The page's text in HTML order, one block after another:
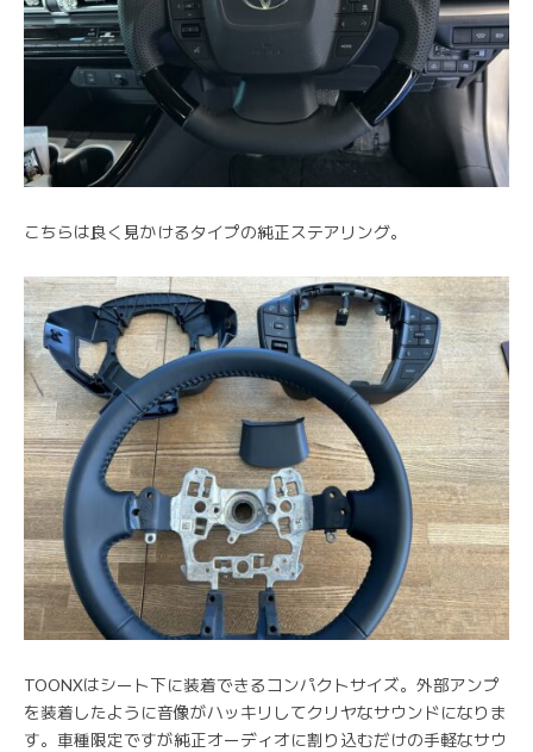
こちらは良く見かけるタイプの純正ステアリング。
TOONXはシート下に装着できるコンパクトサイズ。外部アンプ
を装着したように音像がハッキリしてクリヤなサウンドになりま
す。車種限定ですが純正オーディオに割り込むだけの手軽なサウ